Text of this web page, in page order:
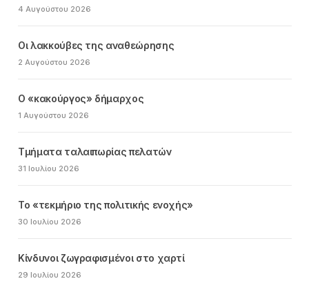
4 Αυγούστου 2026
Οι λακκούβες της αναθεώρησης
2 Αυγούστου 2026
Ο «κακούργος» δήμαρχος
1 Αυγούστου 2026
Τμήματα ταλαιπωρίας πελατών
31 Ιουλίου 2026
Το «τεκμήριο της πολιτικής ενοχής»
30 Ιουλίου 2026
Κίνδυνοι ζωγραφισμένοι στο χαρτί
29 Ιουλίου 2026